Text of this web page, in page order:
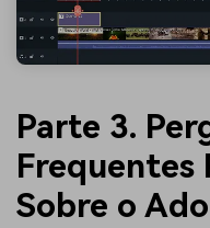
Parte 3.
Frequentes
Sobre o